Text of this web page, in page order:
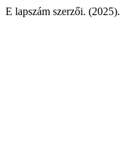
E lapszám szerzői. (2025).